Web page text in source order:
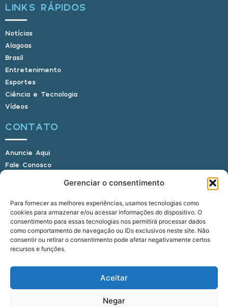
Gerenciar o consentimento
Para fornecer as melhores experiências, usamos tecnologias como
cookies para armazenar e/ou acessar informações do dispositivo. O
consentimento para essas tecnologias nos permitirá processar dados
como comportamento de navegação ou IDs exclusivos neste site. Não
consentir ou retirar o consentimento pode afetar negativamente certos
recursos e funções.
Aceitar
Negar
LINKS RÁPIDOS
Notícias
Alagoas
Brasil
Entretenimento
Esportes
Ciência e Tecnologia
Vídeos
CONTATO
Anuncie Aqui
Fale Conosco
E-mail: alagoasbrasilnoticias@gmail.com
Telefone: (82) 9 9691-0391 (Whatsapp)
Responsável Técnico: Crysthyan Carlos
Rua do Sau - Centro - Anadia - AL - CEP:
© 2022 - 2026 Alagoas Brasil Notícias. Todos os